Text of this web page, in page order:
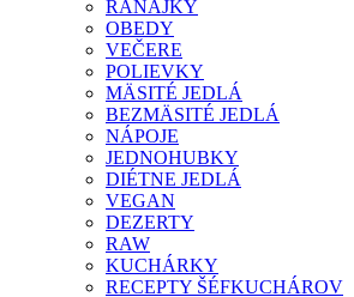
RAŇAJKY
OBEDY
VEČERE
POLIEVKY
MÄSITÉ JEDLÁ
BEZMÄSITÉ JEDLÁ
NÁPOJE
JEDNOHUBKY
DIÉTNE JEDLÁ
VEGAN
DEZERTY
RAW
KUCHÁRKY
RECEPTY ŠÉFKUCHÁROV